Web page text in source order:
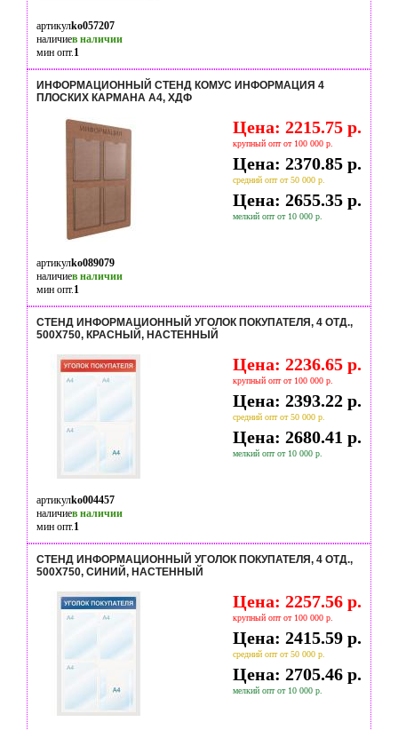
артикулko057207
наличиев наличии
мин опт.1
ИНФОРМАЦИОННЫЙ СТЕНД КОМУС ИНФОРМАЦИЯ 4
ПЛОСКИХ КАРМАНА А4, ХДФ
Цена: 2215.75 р.
крупный опт от 100 000 р.
Цена: 2370.85 р.
средний опт от 50 000 р.
Цена: 2655.35 р.
мелкий опт от 10 000 р.
артикулko089079
наличиев наличии
мин опт.1
СТЕНД ИНФОРМАЦИОННЫЙ УГОЛОК ПОКУПАТЕЛЯ, 4 ОТД.,
500Х750, КРАСНЫЙ, НАСТЕННЫЙ
Цена: 2236.65 р.
крупный опт от 100 000 р.
Цена: 2393.22 р.
средний опт от 50 000 р.
Цена: 2680.41 р.
мелкий опт от 10 000 р.
артикулko004457
наличиев наличии
мин опт.1
СТЕНД ИНФОРМАЦИОННЫЙ УГОЛОК ПОКУПАТЕЛЯ, 4 ОТД.,
500Х750, СИНИЙ, НАСТЕННЫЙ
Цена: 2257.56 р.
крупный опт от 100 000 р.
Цена: 2415.59 р.
средний опт от 50 000 р.
Цена: 2705.46 р.
мелкий опт от 10 000 р.